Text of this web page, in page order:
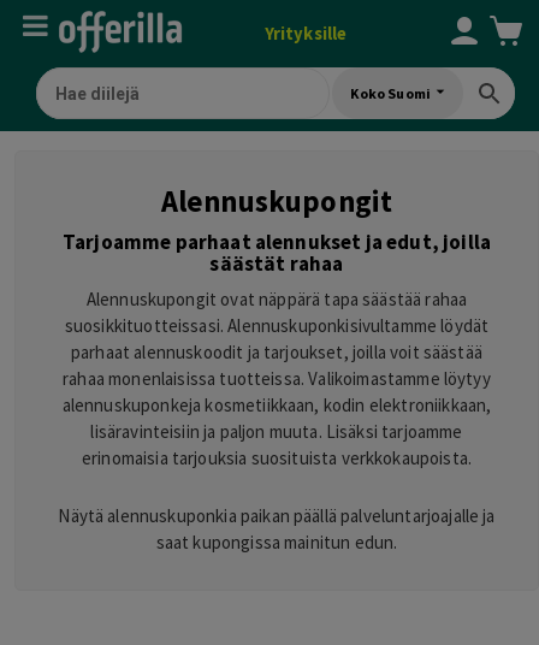
Yrityksille
Koko Suomi
Alennuskupongit
Tarjoamme parhaat alennukset ja edut, joilla
säästät rahaa
Alennuskupongit ovat näppärä tapa säästää rahaa
suosikkituotteissasi. Alennuskuponkisivultamme löydät
parhaat alennuskoodit ja tarjoukset, joilla voit säästää
rahaa monenlaisissa tuotteissa. Valikoimastamme löytyy
alennuskuponkeja kosmetiikkaan, kodin elektroniikkaan,
lisäravinteisiin ja paljon muuta. Lisäksi tarjoamme
erinomaisia tarjouksia suosituista verkkokaupoista.
Näytä alennuskuponkia paikan päällä palveluntarjoajalle ja
saat kupongissa mainitun edun.